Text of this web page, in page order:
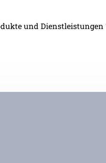
und Dienstleistungen